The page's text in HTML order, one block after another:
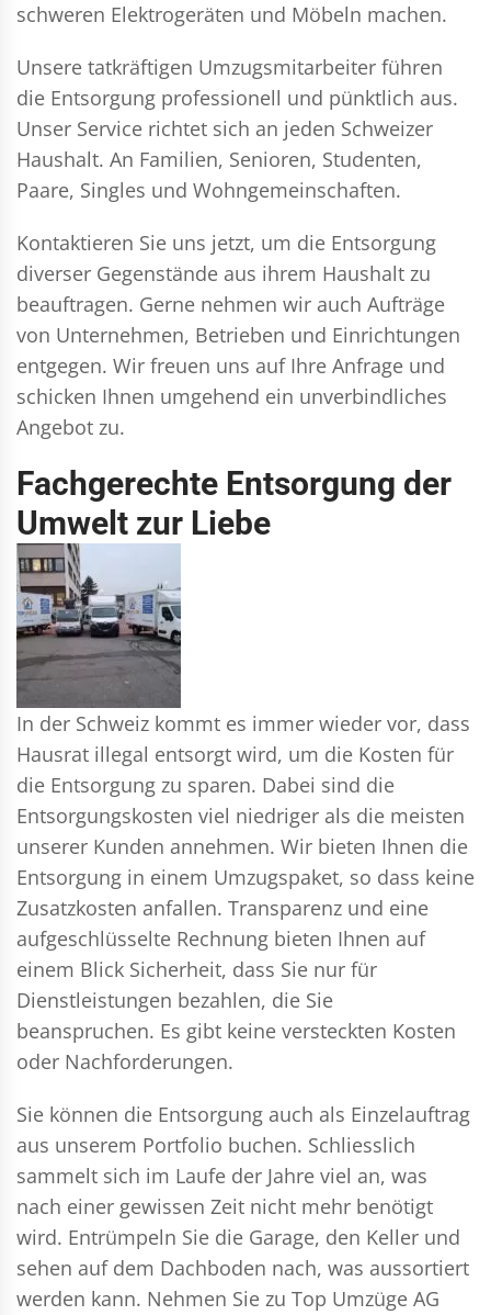
schweren Elektrogeräten und Möbeln machen.
Unsere tatkräftigen Umzugsmitarbeiter führen
die Entsorgung professionell und pünktlich aus.
Unser Service richtet sich an jeden Schweizer
Haushalt. An Familien, Senioren, Studenten,
Paare, Singles und Wohngemeinschaften.
Kontaktieren Sie uns jetzt, um die Entsorgung
diverser Gegenstände aus ihrem Haushalt zu
beauftragen. Gerne nehmen wir auch Aufträge
von Unternehmen, Betrieben und Einrichtungen
entgegen. Wir freuen uns auf Ihre Anfrage und
schicken Ihnen umgehend ein unverbindliches
Angebot zu.
Fachgerechte Entsorgung der
Umwelt zur Liebe
In der Schweiz kommt es immer wieder vor, dass
Hausrat illegal entsorgt wird, um die Kosten für
die Entsorgung zu sparen. Dabei sind die
Entsorgungskosten viel niedriger als die meisten
unserer Kunden annehmen. Wir bieten Ihnen die
Entsorgung in einem Umzugspaket, so dass keine
Zusatzkosten anfallen. Transparenz und eine
aufgeschlüsselte Rechnung bieten Ihnen auf
einem Blick Sicherheit, dass Sie nur für
Dienstleistungen bezahlen, die Sie
beanspruchen. Es gibt keine versteckten Kosten
oder Nachforderungen.
Sie können die Entsorgung auch als Einzelauftrag
aus unserem Portfolio buchen. Schliesslich
sammelt sich im Laufe der Jahre viel an, was
nach einer gewissen Zeit nicht mehr benötigt
wird. Entrümpeln Sie die Garage, den Keller und
sehen auf dem Dachboden nach, was aussortiert
werden kann. Nehmen Sie zu Top Umzüge AG